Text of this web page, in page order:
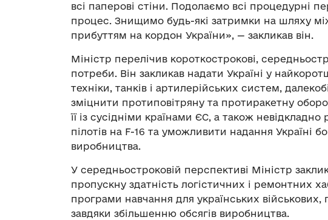
всі паперові стіни. Подолаємо всі
процес. Знищимо будь-які затримки на шляху
прибуттям на кордон України», — закликав він.
Міністр перелічив короткострокові,
потреби. Він закликав надати Україні у
техніки, танків і артилерійських систем,
зміцнити протиповітряну та протиракетну
її із сусідніми країнами ЄС, а також
пілотів на F-16 та уможливити надання Україні
виробництва.
У середньостроковій перспективі Міністр
пропускну здатність логістичних і ремонтних
програми навчання для українських
завдяки збільшенню обсягів виробництва.